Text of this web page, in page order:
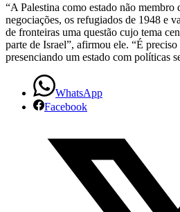
“A Palestina como estado não
negociações, os refugiados de 1948 e
de fronteiras uma questão cujo tema
parte de Israel”, afirmou ele. “É preciso
presenciando um estado com políticas
WhatsApp
Facebook